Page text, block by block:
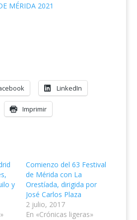
MÉRIDA 2021
LinkedIn
Imprimir
y
Comienzo del 63 Festival
de Mérida con La
Orestíada, dirigida por
José Carlos Plaza
2 julio, 2017
En «Crónicas ligeras»